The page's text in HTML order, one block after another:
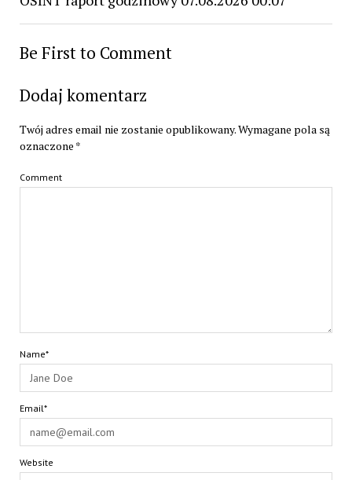
Be First to Comment
Dodaj komentarz
Twój adres email nie zostanie opublikowany.Wymagane pola są
oznaczone *
Comment
Name*
Email*
Website